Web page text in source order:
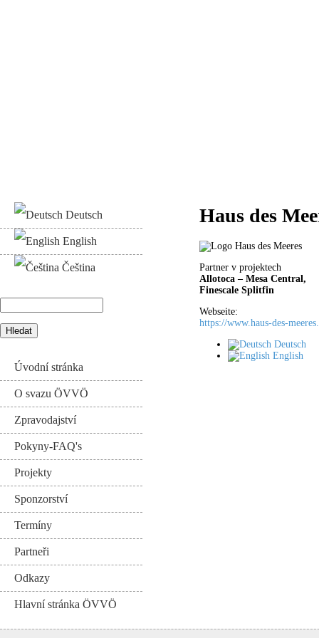
Deutsch
English
Čeština
Vyhledávání
Úvodní stránka
O svazu ÖVVÖ
Zpravodajství
Pokyny-FAQ's
Projekty
Sponzorství
Termíny
Partneři
Odkazy
Hlavní stránka ÖVVÖ
Haus des
Partner v projektech
Allotoca – Mesa Central,
Finescale Splitfin
Webseite:
https://www.haus-des-
Deutsch
English